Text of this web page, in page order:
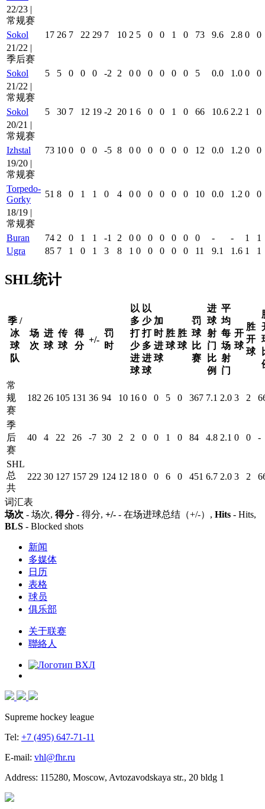
22/23 |
常规赛
Sokol
17 26 7 22 29 7 10 2 5 0 0 1 0 73 9.6 2.8 0
0
21/22 |
季后赛
Sokol
5 5 0 0 0 -2 2 0 0 0 0 0 0 5 0.0 1.0 0
0
21/22 |
常规赛
Sokol
5 30 7 12 19 -2 20 1 6 0 0 1 0 66 10.6 2.2 1
0
20/21 |
常规赛
Izhstal
73 10 0 0 0 -5 8 0 0 0 0 0 0 12 0.0 1.2 0
0
19/20 |
常规赛
Torpedo-
Gorky
51 8 0 1 1 0 4 0 0 0 0 0 0 10 0.0 1.2 0
0
18/19 |
常规赛
Buran
74 2 0 1 1 -1 2 0 0 0 0 0 0 0 - - 1
1
Ugra
85 7 1 0 1 3 8 1 0 0 0 0 0 11 9.1 1.6 1 1
SHL统计
季 /
冰
球
队
场
次
进
球
传
球
得
分
+/-
罚
时
以
多
打
少
进
球
以
少
打
多
进
球
加
时
进
球
胜
球
胜
球
罚
球
比
赛
进
球
射
门
比
例
平
均
每
场
射
门
开
球
胜
开
球
常
规
赛
182 26 105 131 36 94 10 16 0 0 5 0 367 7.1 2.0 3 2
季
后
赛
40 4 22 26 -7 30 2 2 0 0 1 0 84 4.8 2.1 0 0 -
SHL
总
共
222 30 127 157 29 124 12 18 0 0 6 0 451 6.7 2.0 3 2
词汇表
场次 - 场次, 得分- 得分, +/- - 在场进球总结（+/-）, Hits - Hits,
BLS - Blocked shots
新闻
多媒体
日历
表格
球员
俱乐部
关于联赛
聯絡人
Supreme hockey league
Tel: +7 (495) 647-71-11
E-mail: vhl@fhr.ru
Address: 115280, Moscow, Avtozavodskaya str., 20 bldg 1